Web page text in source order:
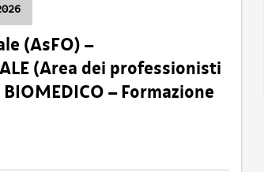
(AsFO) –
(Area dei professionisti
– Formazione